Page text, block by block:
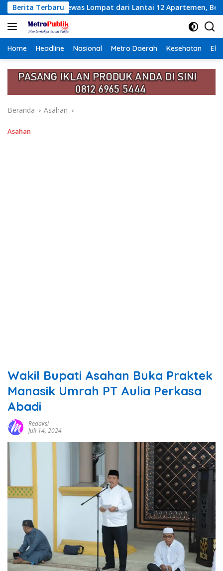
Langsung
ke
konten
Berita Terbaru
dari Lantai 12 Apartemen, Berawal dari Pesan Wanita
Home Headline Nasional Metro Daerah Kesehatan
Beranda Asahan
Asahan
Wakil Bupati Asahan Buka Praktek
Manasik Umrah PT Aulia Perkasa
Abadi
Redaksi
Juli 14, 2024